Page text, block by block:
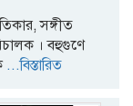
সঙ্গীত
। বহুগুণে
...বিস্তারিত